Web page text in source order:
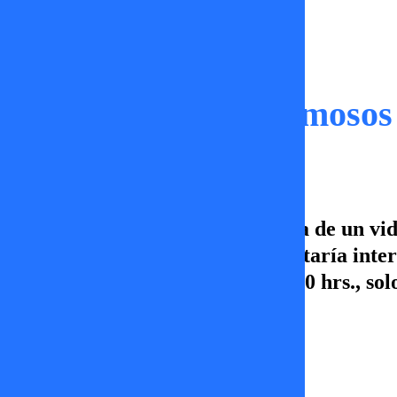
Dónde Están los
Daniela Aránguiz es protagonista de un
cuenta sobre un futbolista que estaría
los Famosos, lunes a viernes 16:00 hrs.,